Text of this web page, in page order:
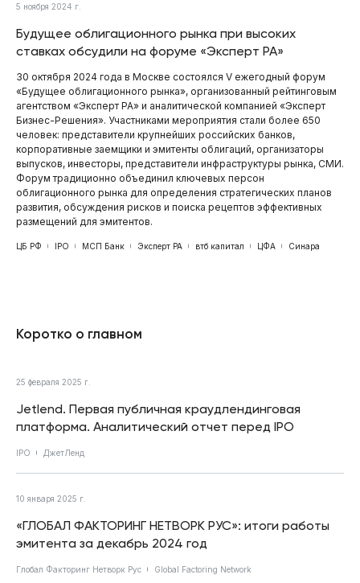
5 ноября 2024 г.
Будущее облигационного рынка при высоких
ставках обсудили на форуме «Эксперт РА»
30 октября 2024 года в Москве состоялся V ежегодный форум
«Будущее облигационного рынка», организованный рейтинговым
агентством «Эксперт РА» и аналитической компанией «Эксперт
Бизнес-Решения». Участниками мероприятия стали более 650
человек: представители крупнейших российских банков,
корпоративные заемщики и эмитенты облигаций, организаторы
выпусков, инвесторы, представители инфраструктуры рынка, СМИ.
Форум традиционно объединил ключевых персон
облигационного рынка для определения стратегических планов
развития, обсуждения рисков и поиска рецептов эффективных
размещений для эмитентов.
ЦБ РФ IPO МСП Банк Эксперт РА втб капитал ЦФА Синара
Коротко о главном
25 февраля 2025 г.
Jetlend. Первая публичная краудлендинговая
платформа. Аналитический отчет перед IPO
IPO ДжетЛенд
10 января 2025 г.
«ГЛОБАЛ ФАКТОРИНГ НЕТВОРК РУС»: итоги работы
эмитента за декабрь 2024 год
Глобал Факторинг Нетворк Рус Global Factoring Network